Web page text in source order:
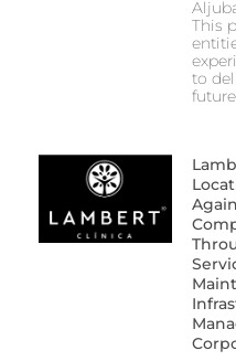
This
to